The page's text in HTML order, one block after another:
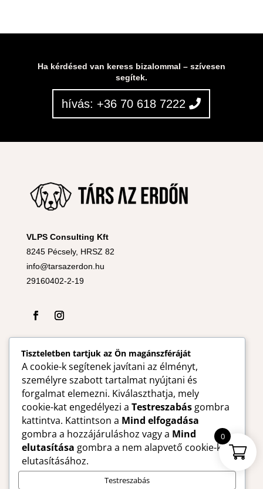
Ha kérdésed van keress bizalommal – szívesen
segítek.
hívás: +36 70 618 7222
VLPS Consulting Kft
8245 Pécsely, HRSZ 82
info@tarsazerdon.hu
29160402-2-19
Tiszteletben tartjuk az Ön magánszféráját
A cookie-k segítenek javítani az élményt,
személyre szabott tartalmat nyújtani és
forgalmat elemezni. Kiválaszthatja, mely
cookie-kat engedélyezi a Testreszabás gombra
kattintva. Kattintson a Mind elfogadása
gombra a hozzájáruláshoz vagy a Mind
elutasítása gombra a nem alapvető cookie-k
elutasításához.
Testreszabás
0